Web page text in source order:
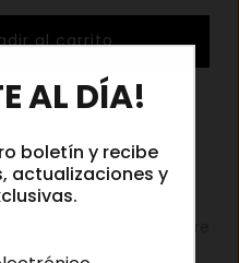
al carrito
AL DÍA!
boletín y recibe
actualizaciones y